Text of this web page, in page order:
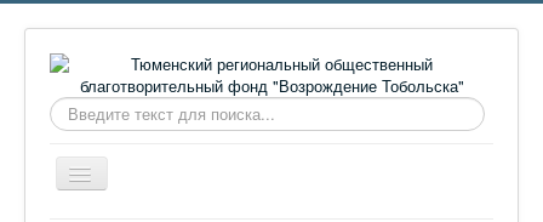
Искать...
Включить/
выключить